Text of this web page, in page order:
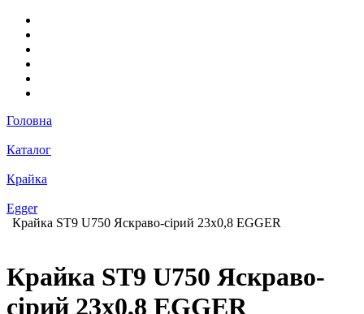
Головна
Каталог
Крайка
Egger
Крайка ST9 U750 Яскраво-сірий 23х0,8 EGGER
Крайка ST9 U750 Яскраво-
сірий 23х0,8 EGGER